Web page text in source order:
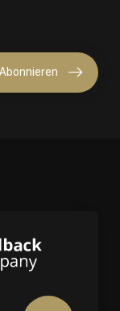
Abonnieren